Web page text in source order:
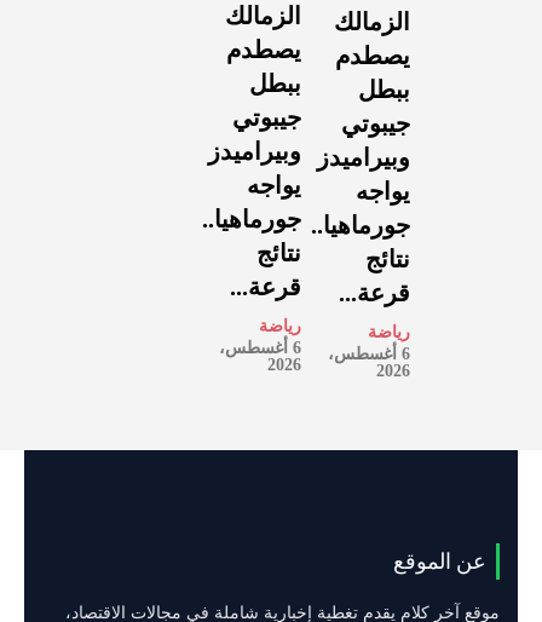
الزمالك
يصطدم
ببطل
جيبوتي
وبيراميدز
يواجه
جورماهيا..
نتائج
قرعة...
رياضة
6 أغسطس،
2026
الزمالك
يصطدم
ببطل
جيبوتي
وبيراميدز
يواجه
جورماهيا..
نتائج
قرعة...
رياضة
6 أغسطس،
2026
عن الموقع
موقع آخر كلام يقدم تغطية إخبارية شاملة في مجالات الاقتصاد،